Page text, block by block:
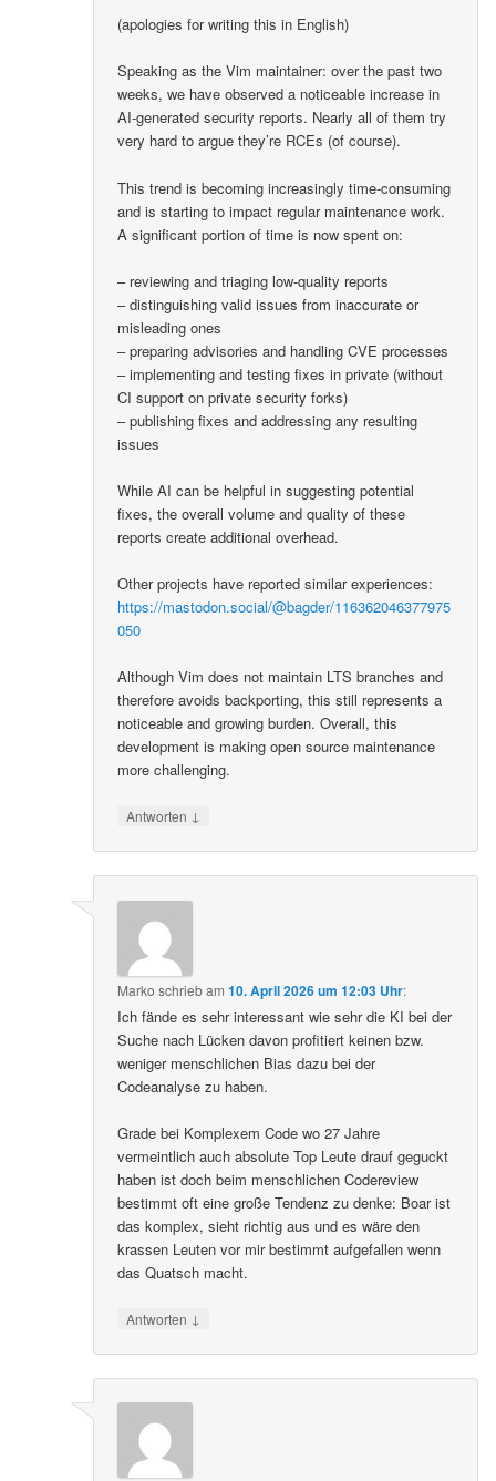
(apologies for writing this in English)
Speaking as the Vim maintainer: over the past two
weeks, we have observed a noticeable increase in
AI-generated security reports. Nearly all of them try
very hard to argue they’re RCEs (of course).
This trend is becoming increasingly time-consuming
and is starting to impact regular maintenance work.
A significant portion of time is now spent on:
– reviewing and triaging low-quality reports
– distinguishing valid issues from inaccurate or
misleading ones
– preparing advisories and handling CVE processes
– implementing and testing fixes in private (without
CI support on private security forks)
– publishing fixes and addressing any resulting
issues
While AI can be helpful in suggesting potential
fixes, the overall volume and quality of these
reports create additional overhead.
Other projects have reported similar experiences:
https://mastodon.social/@bagder/116362046377975
050
Although Vim does not maintain LTS branches and
therefore avoids backporting, this still represents a
noticeable and growing burden. Overall, this
development is making open source maintenance
more challenging.
Antworten ↓
Marko schriebam10. April 2026 um 12:03 Uhr:
Ich fände es sehr interessant wie sehr die KI bei der
Suche nach Lücken davon profitiert keinen bzw.
weniger menschlichen Bias dazu bei der
Codeanalyse zu haben.
Grade bei Komplexem Code wo 27 Jahre
vermeintlich auch absolute Top Leute drauf geguckt
haben ist doch beim menschlichen Codereview
bestimmt oft eine große Tendenz zu denke: Boar ist
das komplex, sieht richtig aus und es wäre den
krassen Leuten vor mir bestimmt aufgefallen wenn
das Quatsch macht.
Antworten ↓